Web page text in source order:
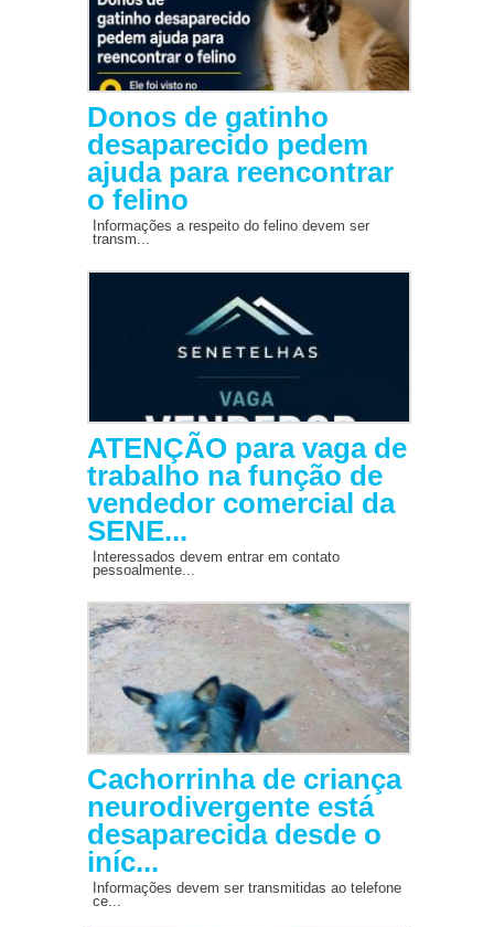
Donos de gatinho
desaparecido pedem
ajuda para reencontrar
o felino
Informações a respeito do felino devem ser
transm...
ATENÇÃO para vaga de
trabalho na função de
vendedor comercial da
SENE...
Interessados devem entrar em contato
pessoalmente...
Cachorrinha de criança
neurodivergente está
desaparecida desde o
iníc...
Informações devem ser transmitidas ao telefone
ce...